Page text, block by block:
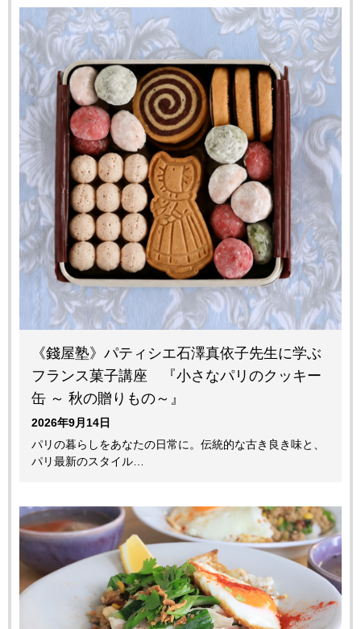
《錢屋塾》パティシエ石澤真依子先生に学ぶ
フランス菓子講座 『小さなパリのクッキー
缶 ～ 秋の贈りもの～』
2026年9月14日
パリの暮らしをあなたの日常に。伝統的な古き良き味と、
パリ最新のスタイル…